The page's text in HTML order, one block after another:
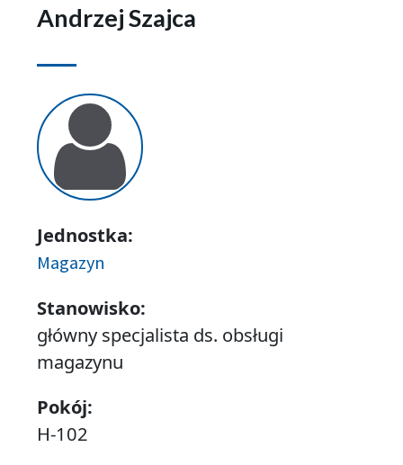
Andrzej Szajca
Jednostka:
Magazyn
Stanowisko:
główny specjalista ds. obsługi
magazynu
Pokój:
H-102